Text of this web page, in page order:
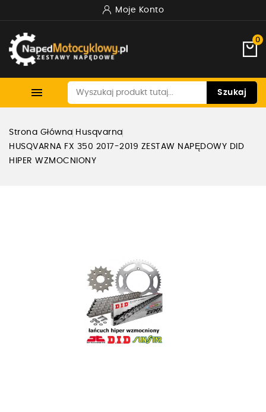
Moje Konto
0
 Szukaj
Strona Główna Husqvarna
HUSQVARNA FX 350 2017-2019 ZESTAW NAPĘDOWY DID
HIPER WZMOCNIONY